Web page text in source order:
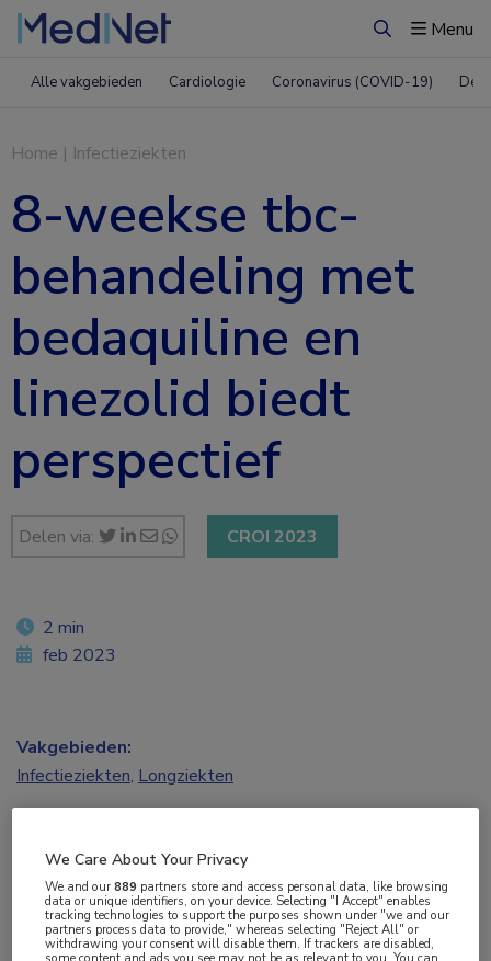
ZoekenMenu
Alle vakgebieden Cardiologie Coronavirus (COVID-19)
Home | Infectieziekten
8-weekse tbc-
behandeling met
bedaquiline en
linezolid biedt
perspectief
Delen via: CROI 2023
2 min
feb 2023
Vakgebieden:
Infectieziekten, Longziekten
Tuberculose
Tags:
bedaquiline,linezolid
We Care About Your Privacy
We and our889 partners store and access personal data, like browsing
data or unique identifiers, on your device. Selecting "I Accept" enables
tracking technologies to support the purposes shown under "we and our
partners process data to provide," whereas selecting "Reject All" or
withdrawing your consent will disable them. If trackers are disabled,
some content and ads you see may not be as relevant to you. You can